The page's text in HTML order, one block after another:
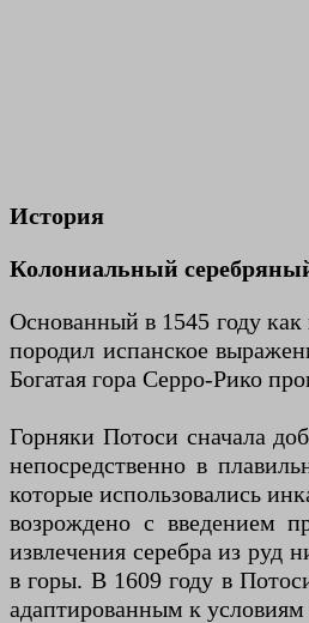
История
Колониальный
Основанный в 1545 году как
породил испанское
Богатая гора Серро-Рико
Горняки Потоси сначала
непосредственно в
которые использовались
возрождено с введением
извлечения серебра из руд
в горы. В 1609 году в
адаптированным к